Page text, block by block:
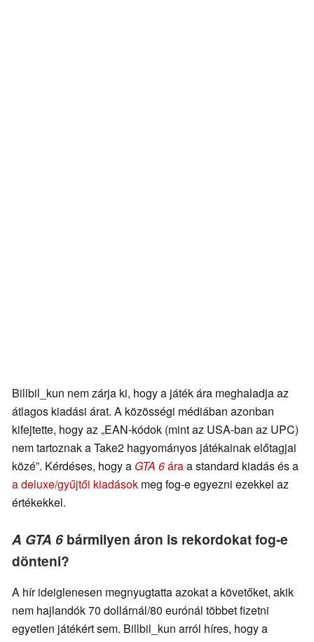
Billbil_kun nem zárja ki, hogy a játék ára meghaladja az
átlagos kiadási árat. A közösségi médiában azonban
kifejtette, hogy az „EAN-kódok (mint az USA-ban az UPC)
nem tartoznak a Take2 hagyományos játékainak előtagjai
közé”. Kérdéses, hogy a GTA 6áraa standard kiadás és a
a deluxe/gyűjtői kiadások meg fog-e egyezni ezekkel az
értékekkel.
A GTA 6bármilyen áron is rekordokat fog-e
dönteni?
A hír ideiglenesen megnyugtatta azokat a követőket, akik
nem hajlandók 70 dollárnál/80 eurónál többet fizetni
egyetlen játékért sem. Billbil_kun arról híres, hogy a